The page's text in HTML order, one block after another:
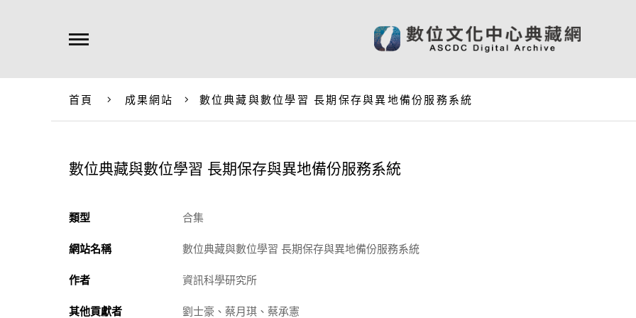
首頁 成果網站 數位典藏與數位學習 長期保存與異地備份服務系統
數位典藏與數位學習 長期保存與異地備份服務系統
類型 合集
網站名稱 數位典藏與數位學習 長期保存與異地備份服務系統
作者 資訊科學研究所
其他貢獻者 劉士豪、蔡月琪、蔡承憲